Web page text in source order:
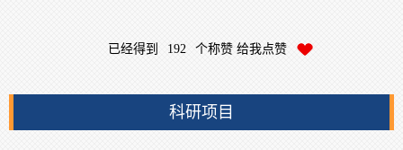
已经得到 192 个称赞 给我点赞
科研项目